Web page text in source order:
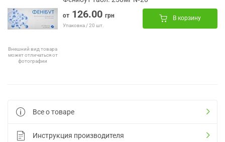
Внешний вид товара
может отличаться от
фотографии
от 126.00 грн
Упаковка / 20 шт.
В корзину
Все о товаре
Инструкция производителя